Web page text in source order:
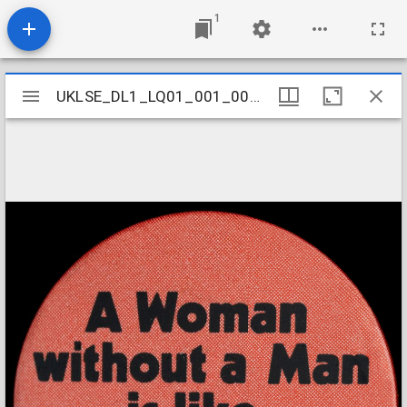
1
Mirador
viewer
UKLSE_DL1_LQ01_001_001_0114
UKLSE_DL1_LQ01_001_001_0114